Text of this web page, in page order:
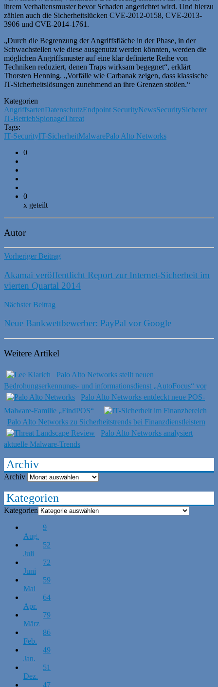
ihrem Verhaltensmuster bevor Schaden angerichtet wird. Und hierzu
zählen auch die Sicherheitslücken CVE-2012-0158, CVE-2013-
3906 und CVE-2014-1761.
„Durch die Begrenzung der Angriffsfläche in der Phase, in der
Schwachstellen wie diese ausgenutzt werden könnten, werden die
möglichen Angriffsmuster auf eine klar definierte Reihe von
Techniken reduziert, denen Traps wirksam begegnet“, erklärt
Thorsten Henning. „Vorfälle wie Carbanak zeigen, dass klassische
IT-Sicherheitslösungen zunehmend an ihre Grenzen stoßen.“
Kategorien
AngriffsartenDatenschutzEndpoint SecurityNewsSecuritySicherer
IT-BetriebSpionageThreat
Tags:
IT-SecurityIT-SicherheitMalwarePalo Alto Networks
0
0
x geteilt
Autor
Vorheriger Beitrag
Akamai veröffentlicht Report zur Internet-Sicherheit im
vierten Quartal 2014
Nächster Beitrag
Neue Bankwettbewerber: PayPal vor Google
Weitere Artikel
Palo Alto Networks stellt neuen
Bedrohungserkennungs- und informationsdienst „AutoFocus“ vor
Palo Alto Networks entdeckt neue POS-
Malware-Familie „FindPOS“
Palo Alto Networks zu Sicherheitstrends bei Finanzdienstleistern
Palo Alto Networks analysiert
aktuelle Malware-Trends
Archiv
Archiv
Kategorien
Kategorien
9
Aug.
52
Juli
72
Juni
59
Mai
64
Apr.
79
März
86
Feb.
49
Jan.
51
Dez.
47